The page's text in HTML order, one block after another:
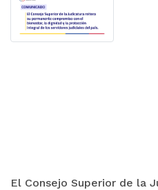
El Consejo Superior de la